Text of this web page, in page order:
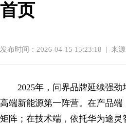
首页
发布时间：2026-04-15 15:23:18 | 来
2025年，问界品牌延续强
高端新能源第一阵营。在产品端
矩阵；在技术端，依托华为途灵